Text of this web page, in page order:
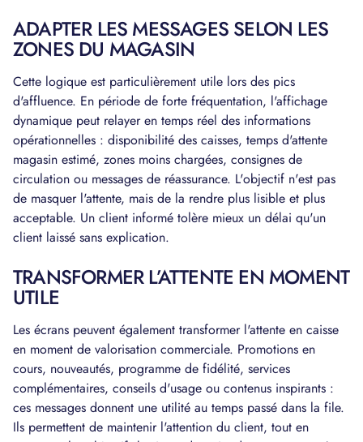
ADAPTER LES MESSAGES SELON LES
ZONES DU MAGASIN
Cette logique est particulièrement utile lors des pics
d'affluence. En période de forte fréquentation, l'affichage
dynamique peut relayer en temps réel des informations
opérationnelles : disponibilité des caisses, temps d'attente
magasin estimé, zones moins chargées, consignes de
circulation ou messages de réassurance. L'objectif n'est pas
de masquer l'attente, mais de la rendre plus lisible et plus
acceptable. Un client informé tolère mieux un délai qu'un
client laissé sans explication.
TRANSFORMER L’ATTENTE EN MOMENT
UTILE
Les écrans peuvent également transformer l'attente en caisse
en moment de valorisation commerciale. Promotions en
cours, nouveautés, programme de fidélité, services
complémentaires, conseils d'usage ou contenus inspirants :
ces messages donnent une utilité au temps passé dans la file.
Ils permettent de maintenir l'attention du client, tout en